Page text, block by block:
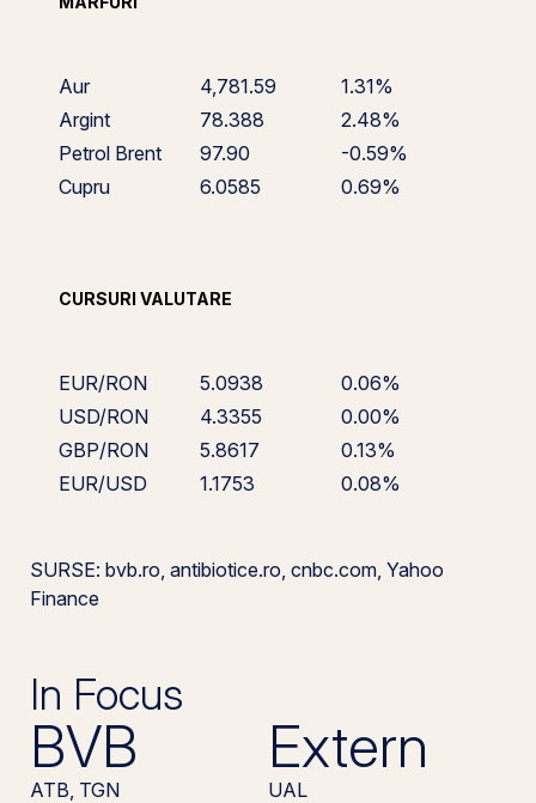
Aur 4,781.59
1.31%
Argint
78.388
2.48%
Petrol Brent
97.90
-0.59%
Cupru
6.0585 0.69%
CURSURI VALUTARE
EUR/RON 5.0938
0.06%
USD/RON
4.3355
0.00%
GBP/RON
5.8617
0.13%
EUR/USD
1.1753 0.08%
SURSE: bvb.ro, antibiotice.ro, cnbc.com, Yahoo
Finance
In Focus
BVB
ATB, TGN
Extern
UAL